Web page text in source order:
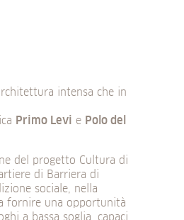
intensa che in
Primo Levi e Polo del
del progetto Cultura di
di Barriera di
sociale, nella
fornire una opportunità
a bassa soglia, capaci